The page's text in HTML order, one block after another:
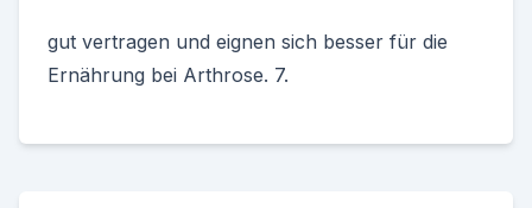
gut vertragen und eignen sich besser für die
Ernährung bei Arthrose. 7.